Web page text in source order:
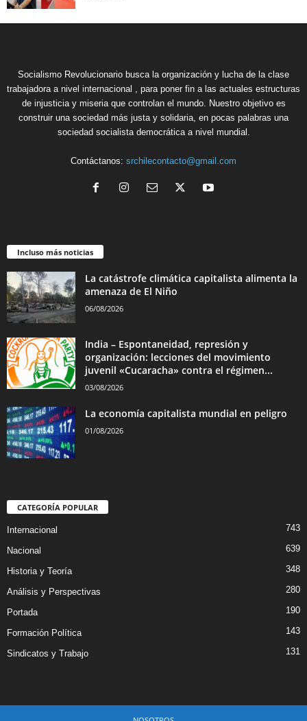
Socialismo Revolucionario busca la organización y lucha de la clase
trabajadora a nivel internacional , para poner fin a las actuales estructuras
de injusticia y miseria que controlan el mundo. Nuestro objetivo es
construir una sociedad más justa y solidaria, en pocas palabras una
sociedad socialista democrática a nivel mundial.
Contáctanos: srchilecontacto@gmail.com
Incluso más noticias
La catástrofe climática capitalista alimenta la
amenaza de El Niño
06/08/2026
India – Espontaneidad, represión y
organización: lecciones del movimiento
juvenil «Cucaracha» contra el régimen...
03/08/2026
La economía capitalista mundial en peligro
01/08/2026
CATEGORÍA POPULAR
Internacional 743
Nacional 639
Historia y Teoría 348
Análisis y Perspectivas 280
Portada 190
Formación Política 143
Sindicatos y Trabajo 131